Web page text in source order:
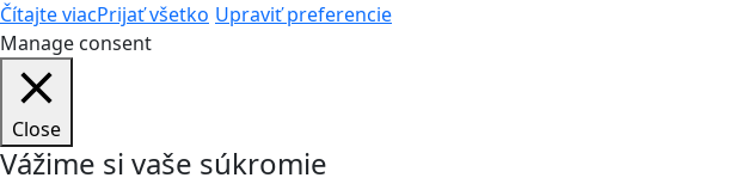
Čítajte viacPrijať všetko Upraviť preferencie
Manage consent
Close
Vážime si vaše súkromie